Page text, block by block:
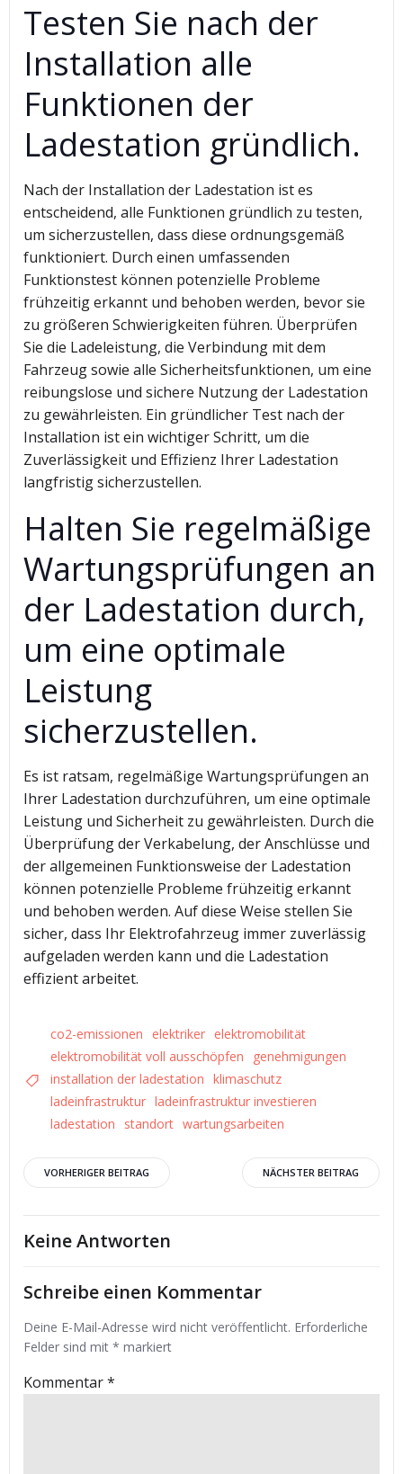
Testen Sie nach der
Installation alle
Funktionen der
Ladestation gründlich.
Nach der Installation der Ladestation ist es
entscheidend, alle Funktionen gründlich zu testen,
um sicherzustellen, dass diese ordnungsgemäß
funktioniert. Durch einen umfassenden
Funktionstest können potenzielle Probleme
frühzeitig erkannt und behoben werden, bevor sie
zu größeren Schwierigkeiten führen. Überprüfen
Sie die Ladeleistung, die Verbindung mit dem
Fahrzeug sowie alle Sicherheitsfunktionen, um eine
reibungslose und sichere Nutzung der Ladestation
zu gewährleisten. Ein gründlicher Test nach der
Installation ist ein wichtiger Schritt, um die
Zuverlässigkeit und Effizienz Ihrer Ladestation
langfristig sicherzustellen.
Halten Sie regelmäßige
Wartungsprüfungen an
der Ladestation durch,
um eine optimale
Leistung
sicherzustellen.
Es ist ratsam, regelmäßige Wartungsprüfungen an
Ihrer Ladestation durchzuführen, um eine optimale
Leistung und Sicherheit zu gewährleisten. Durch die
Überprüfung der Verkabelung, der Anschlüsse und
der allgemeinen Funktionsweise der Ladestation
können potenzielle Probleme frühzeitig erkannt
und behoben werden. Auf diese Weise stellen Sie
sicher, dass Ihr Elektrofahrzeug immer zuverlässig
aufgeladen werden kann und die Ladestation
effizient arbeitet.
co2-emissionen elektriker elektromobilität
elektromobilität voll ausschöpfen
genehmigungen
installation der ladestation klimaschutz
ladeinfrastruktur ladeinfrastruktur investieren
ladestation
standort wartungsarbeiten
Beitrags-
Navigation
VORHERIGER BEITRAG
Beitrags-
Navigation
NÄCHSTER BEITRAG
Keine Antworten
Schreibe einen Kommentar
Deine E-Mail-Adresse wird nicht veröffentlicht. Erforderliche
Felder sind mit * markiert
Kommentar*